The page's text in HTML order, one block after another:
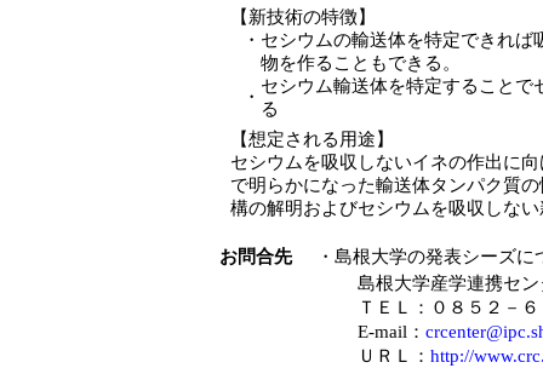
【新技術の特徴】
・ セシウムの輸送体を特定できれ
物を作ることもできる。
・
セシウム輸送体を特定すること
る
【想定される用途】
セシウムを吸収しないイネの作出に
で明らかになった輸送体タンパク質
構の解明およびセシウムを吸収しな
お問合先
・島根大学の発表シーズに
島根大学産学連携セ
ＴＥＬ：０８５２－
E-mail：
ＵＲＬ： http://